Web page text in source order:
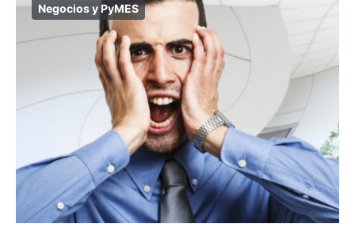
Negocios y PyMES